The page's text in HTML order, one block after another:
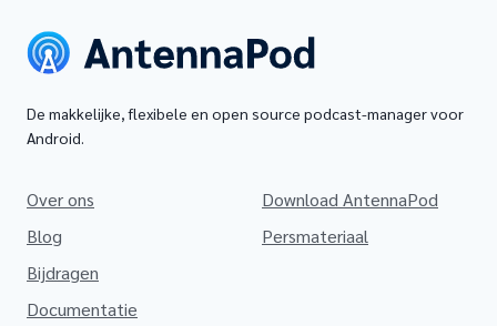
De makkelijke, flexibele en open source podcast-manager voor
Android.
Over ons
Blog
Bijdragen
Documentatie
Download AntennaPod
Persmateriaal